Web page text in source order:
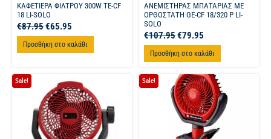
ΚΑΦΕΤΙΕΡΑ ΦΙΛΤΡΟΥ 300W TE-CF
18 LI-SOLO
€87.95€65.95
Προσθήκη στο καλάθι
ΑΝΕΜΙΣΤΗΡΑΣ ΜΠΑΤΑΡΙΑΣ ΜΕ
ΟΡΘΟΣΤΑΤΗ GE-CF 18/320 P LI-
SOLO
€107.95€79.95
Προσθήκη στο καλάθι
Sale! Sale!